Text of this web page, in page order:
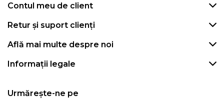
Contul meu de client
Retur și suport clienți
Află mai multe despre noi
Informații legale
Urmărește-ne pe